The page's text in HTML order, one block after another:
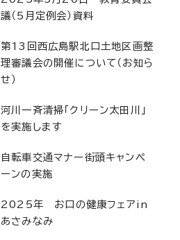
議（5月定例会）資料
第13回西広島駅北口土地区画整
理審議会の開催について（お知ら
せ）
河川一斉清掃「クリーン太田川」
を実施します
自転車交通マナー街頭キャンペ
ーンの実施
2025年 お口の健康フェアin
あさみなみ